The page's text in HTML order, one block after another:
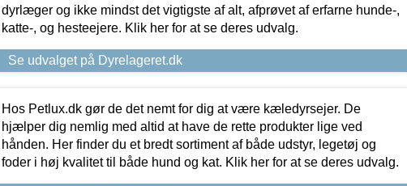
dyrlæger og ikke mindst det vigtigste af alt, afprøvet af erfarne hunde-,
katte-, og hesteejere. Klik her for at se deres udvalg.
Se udvalget på Dyrelageret.dk
Hos Petlux.dk gør de det nemt for dig at være kæledyrsejer. De
hjælper dig nemlig med altid at have de rette produkter lige ved
hånden. Her finder du et bredt sortiment af både udstyr, legetøj og
foder i høj kvalitet til både hund og kat. Klik her for at se deres udvalg.